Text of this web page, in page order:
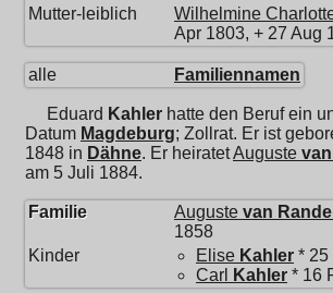
Mutter-leiblich
Wilhelmine
Apr 1803, + 27 Aug
alle Familiennamen
Eduard Kahler hatte den Beruf ein
Datum Magdeburg; Zollrat. Er ist
1848 in Dähne. Er heiratetAuguste
am 5 Juli 1884.
Familie Auguste van
1858
Kinder
Elise Kahler * 25
Carl
Kahler * 16